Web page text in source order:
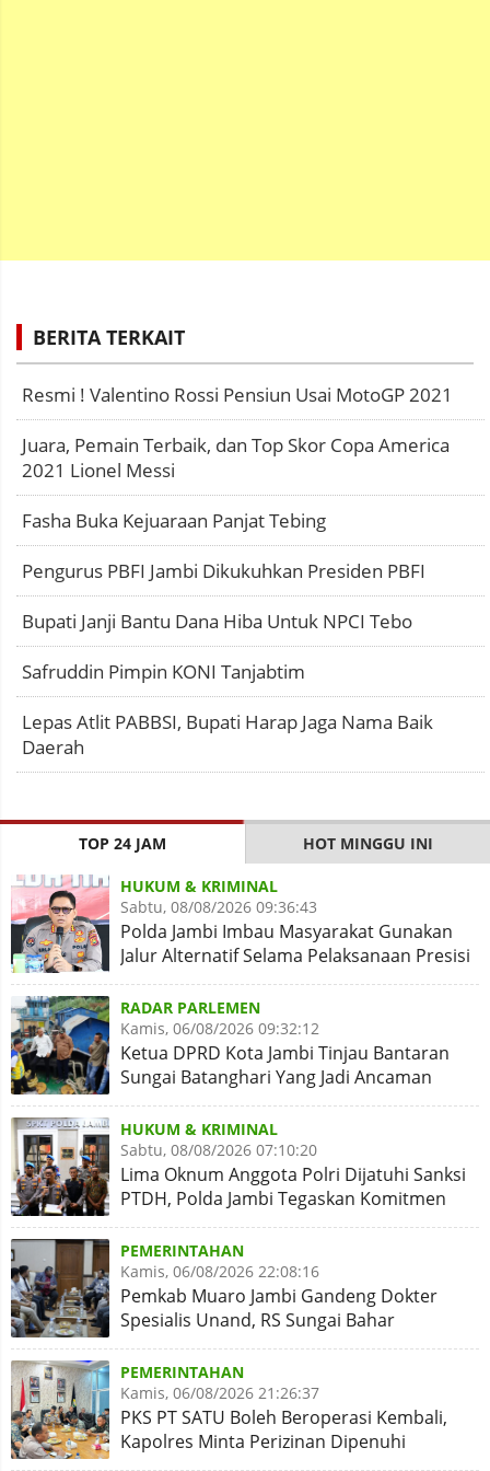
BERITA TERKAIT
Resmi ! Valentino Rossi Pensiun Usai MotoGP 2021
Juara, Pemain Terbaik, dan Top Skor Copa America
2021 Lionel Messi
Fasha Buka Kejuaraan Panjat Tebing
Pengurus PBFI Jambi Dikukuhkan Presiden PBFI
Bupati Janji Bantu Dana Hiba Untuk NPCI Tebo
Safruddin Pimpin KONI Tanjabtim
Lepas Atlit PABBSI, Bupati Harap Jaga Nama Baik
Daerah
TOP 24 JAM HOT MINGGU INI
HUKUM & KRIMINAL
Sabtu, 08/08/2026 09:36:43
Polda Jambi Imbau Masyarakat Gunakan
Jalur Alternatif Selama Pelaksanaan Presisi
Merdeka Run 2026
RADAR PARLEMEN
Kamis, 06/08/2026 09:32:12
Ketua DPRD Kota Jambi Tinjau Bantaran
Sungai Batanghari Yang Jadi Ancaman
Abrasi
HUKUM & KRIMINAL
Sabtu, 08/08/2026 07:10:20
Lima Oknum Anggota Polri Dijatuhi Sanksi
PTDH, Polda Jambi Tegaskan Komitmen
Penegakan Kode Etik
PEMERINTAHAN
Kamis, 06/08/2026 22:08:16
Pemkab Muaro Jambi Gandeng Dokter
Spesialis Unand, RS Sungai Bahar
Disiapkan Naik Kelas
PEMERINTAHAN
Kamis, 06/08/2026 21:26:37
PKS PT SATU Boleh Beroperasi Kembali,
Kapolres Minta Perizinan Dipenuhi